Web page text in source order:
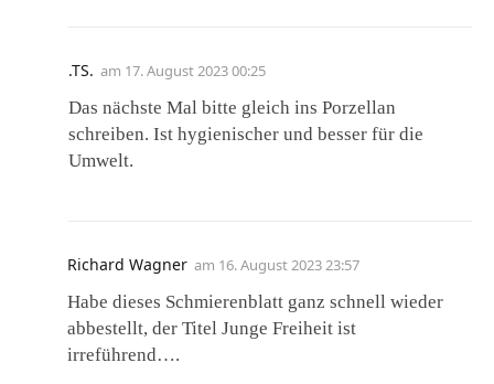
.TS. am 17. August 2023 00:25
Das nächste Mal bitte gleich ins Porzellan
schreiben. Ist hygienischer und besser für die
Umwelt.
Richard Wagner am 16. August 2023 23:57
Habe dieses Schmierenblatt ganz schnell wieder
abbestellt, der Titel Junge Freiheit ist
irreführend….